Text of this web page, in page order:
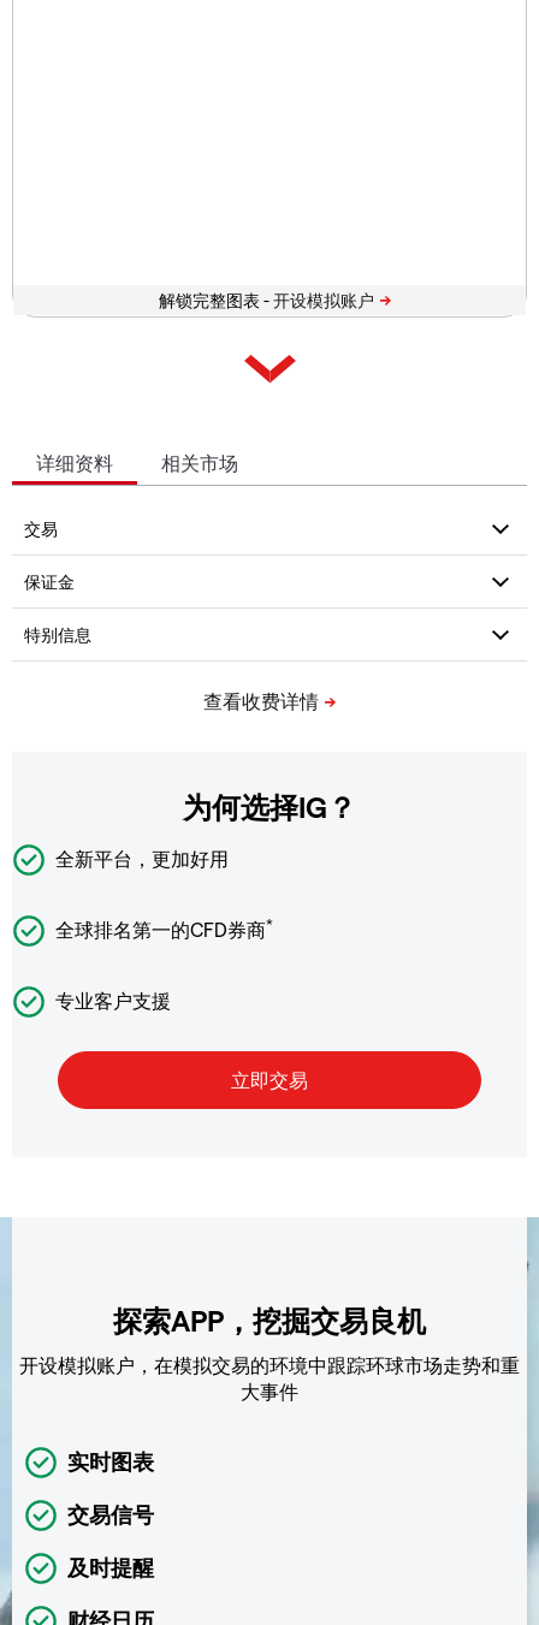
解锁完整图表 -
详细资料 相关市场
为何选择IG？
全新平台，更加好用
全球排名第一的CFD券商*
专业客户支援
探索APP，挖掘交易良机
开设模拟账户，在模拟交易的环境中跟踪环球市场走势和重
大事件
实时图表
交易信号
及时提醒
财经日历